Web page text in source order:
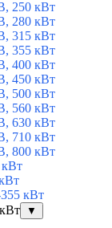
250 кВт
280 кВт
315 кВт
355 кВт
400 кВт
450 кВт
500 кВт
560 кВт
630 кВт
710 кВт
800 кВт
кВт
▼